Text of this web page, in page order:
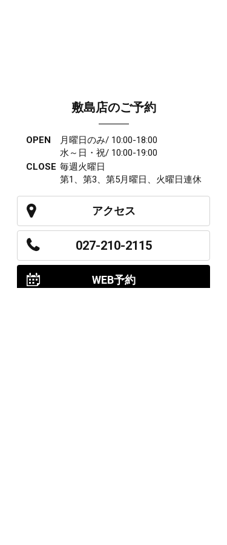
敷島店のご予約
OPEN
月曜日のみ/ 10:00-18:00
水～日・祝/ 10:00-19:00
CLOSE 毎週火曜日
第1、第3、第5月曜日、火曜日連休
アクセス
027-210-2115
WEB予約